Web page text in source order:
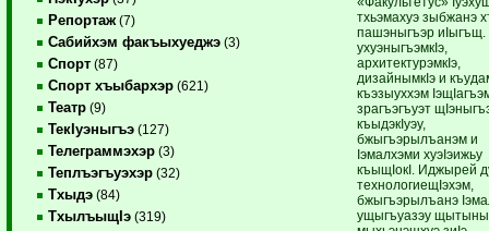
Репортаж (7)
Сабийхэм факъыхуеджэ (3)
Спорт (87)
Спорт хъыбархэр (621)
Театр (9)
ТекIуэныгъэ (127)
Телеграммэхэр (3)
Теплъэгъуэхэр (32)
Тхыдэ (84)
ТхылъыщIэ (319)
тхьэмахуэ зыбжанэ
пашэныгъэр
ухуэныгъэмкIэ,
архитектурэмкIэ,
дизайнымкIэ и
къэзыуххэм
зрагъэгъуэт
къыдэкIуэу,
бжыгъэрылъанэм и
Iэмалхэми хуэIэижьу
къыщIокI. Иджырей
технологиещIэхэм,
бжыгъэрылъанэ
ущыгъуазэу